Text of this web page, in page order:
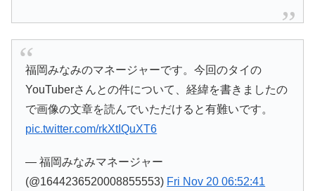
福岡みなみのマネージャーです。今回のタイの
YouTuberさんとの件について、経緯を書きましたの
で画像の文章を読んでいただけると有難いです。
pic.twitter.com/rkXtIQuXT6
— 福岡みなみマネージャー
(@1644236520008855553) Fri Nov 20 06:52:41